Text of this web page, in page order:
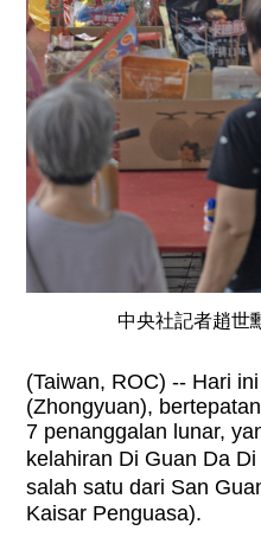
中央社記者趙世
(Taiwan, ROC) -- Hari
(Zhongyuan),
7 penanggalan lunar,
kelahiran Di Guan Da
salah satu dari San
Kaisar Penguasa).